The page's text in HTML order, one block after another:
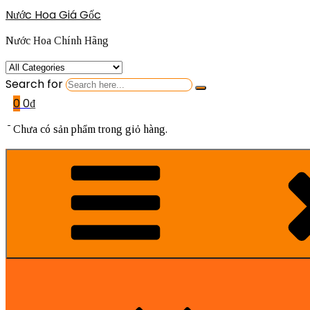
Nước Hoa Giá Gốc
Nước Hoa Chính Hãng
Search for
00₫
Chưa có sản phẩm trong giỏ hàng.